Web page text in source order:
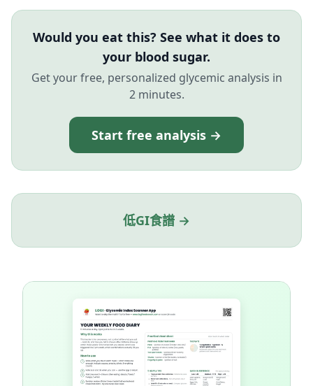
Would you eat this? See what it does to
your blood sugar.
Get your free, personalized glycemic analysis in
2 minutes.
Start free analysis →
低GI食譜 →